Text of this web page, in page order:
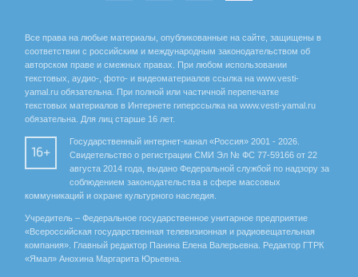
Все права на любые материалы, опубликованные на сайте, защищены в
соответствии с российским и международным законодательством об
авторском праве и смежных правах. При любом использовании
текстовых, аудио-, фото- и видеоматериалов ссылка на www.vesti-
yamal.ru обязательна. При полной или частичной перепечатке
текстовых материалов в Интернете гиперссылка на www.vesti-yamal.ru
обязательна. Для лиц старше 16 лет.
16+
Государственный интернет-канал «Россия» 2001 - 2026.
Свидетельство о регистрации СМИ Эл № ФС 77-59166 от 22
августа 2014 года, выдано Федеральной службой по надзору за
соблюдением законодательства в сфере массовых
коммуникаций и охране культурного наследия.
Учредитель – Федеральное государственное унитарное предприятие
«Всероссийская государственная телевизионная и радиовещательная
компания». Главный редактор Панина Елена Валерьевна. Редактор ГТРК
«Ямал» Анохина Маргарита Юрьевна.